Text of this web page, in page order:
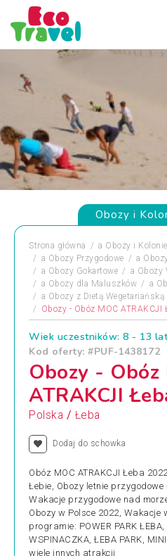
Obozy i
Strona główna a Obozy i
a Obozy Przygodowe a
a Obozy Gokartowe a Obozy
a Obozy dla Maluszków a
a Obozy z Dietą Wegetariańską
Obozy - Obóz MOC ATRAKCJI
Wiek uczestników: 8 - 13 lat
Kod oferty: #PUF-1438172
Obozy - Obóz
ATRAKCJI
Polska / Łeba
Dodaj do schowka
Obóz MOC ATRAKCJI Łeba
Łebie, Obozy letnie
Wakacje przygodowe nad
Obozy w Polsce 2022, Wakacje
programie: POWER PARK
WSPINACZKA, ŁEBA PARK,
wiele innych atrakcji